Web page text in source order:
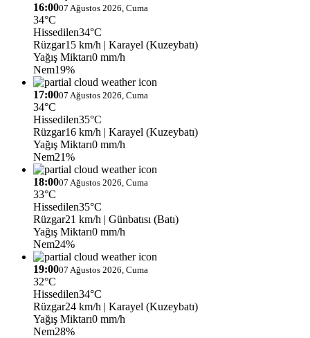
16:0007 Ağustos 2026, Cuma
34°C
Hissedilen34°C
Rüzgar15 km/h | Karayel (Kuzeybatı)
Yağış Miktarı0 mm/h
Nem19%
17:0007 Ağustos 2026, Cuma
34°C
Hissedilen35°C
Rüzgar16 km/h | Karayel (Kuzeybatı)
Yağış Miktarı0 mm/h
Nem21%
18:0007 Ağustos 2026, Cuma
33°C
Hissedilen35°C
Rüzgar21 km/h | Günbatısı (Batı)
Yağış Miktarı0 mm/h
Nem24%
19:0007 Ağustos 2026, Cuma
32°C
Hissedilen34°C
Rüzgar24 km/h | Karayel (Kuzeybatı)
Yağış Miktarı0 mm/h
Nem28%